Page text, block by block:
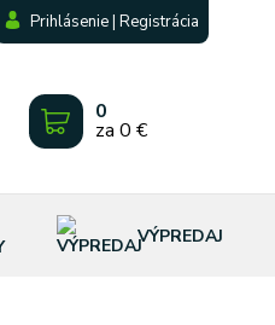
Prihlásenie | Registrácia
0
za 0 €
VÝPREDAJ